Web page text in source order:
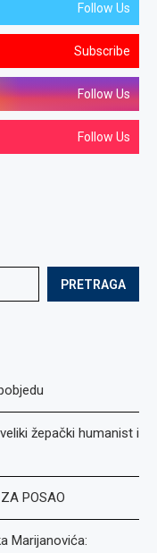
Follow Us
Subscribe
Follow Us
Follow Us
PRETRAGA
žepački humanist i
POSAO
Marijanovića: